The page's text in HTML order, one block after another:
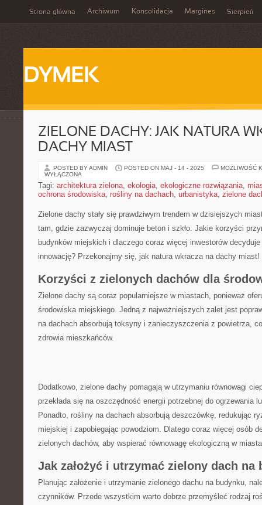
Strona główna Archiwum Konsolidacja Margines Sierpień
DYMEK
ZIELONE DACHY: JAK NATURA
DACHY MIAST
POSTED BY ADMIN POSTED ON MAJ - 14 - 2025
MOŻLIWOŚĆ
WYŁĄCZONA
Tagi: architektura zielona, ekologia, ekologiczne rozwiązania,
ochrona środowiska, rośliny na dachach, urbanistyka, zielone
Zielone dachy ⁢stały się ‌prawdziwym trendem w ⁣dzisiejszych
tam, ⁢gdzie zazwyczaj dominuje⁢ beton i szkło. ⁣Jakie korzyści
budynków‌ miejskich i dlaczego coraz ⁣więcej inwestorów
innowację? Przekonajmy ​się, ‍jak natura wkracza na dachy miast!
Korzyści z zielonych dachów ‌dla
Zielone dachy⁤ są coraz ‌popularniejsze w⁣ miastach, ponieważ
środowiska miejskiego. Jedną z najważniejszych zalet jest
‌na ‌dachach⁣ absorbują toksyny i zanieczyszczenia z‍ powietrza,
zdrowia mieszkańców.
Dodatkowo, zielone dachy pomagają w ‌utrzymaniu⁣ równowagi​
przekłada ​się⁢ na oszczędność‍ energii potrzebnej do ogrzewania
Ponadto, rośliny⁢ na ​dachach absorbują deszczówkę, ⁣redukując⁢
miejskiej ⁣i zapobiegając ⁢powodziom. Dlatego coraz więcej ‍osób
zielonych dachów,​ aby ‍wspierać równowagę ekologiczną ‌w
Jak założyć i utrzymać zielony dach na
Planując założenie i utrzymanie zielonego dachu na‍ budynku,
czynników. Przede wszystkim ⁣warto ⁣dobrze przemyśleć rodzaj​